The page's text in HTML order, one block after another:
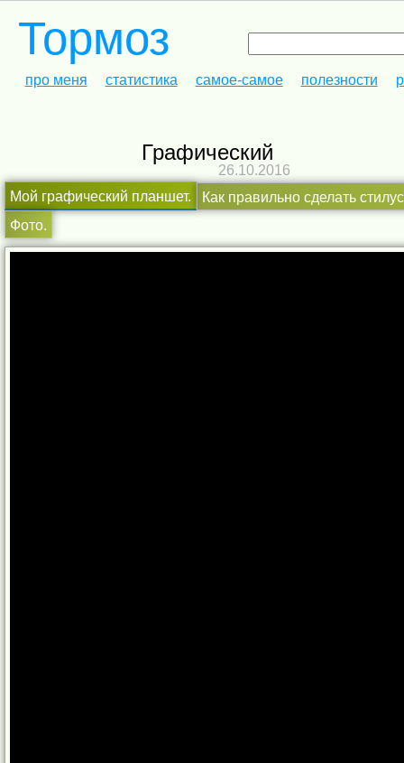
Тормоз
про меня статистика самое-самое полезности
Графический
26.10.2016
Мой графический планшет.
Как правильно сделать
Фото.